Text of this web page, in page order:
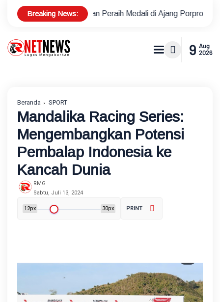
Breaking News:
Peraih Medali di Ajang Porprov Polsek Metro
9 Aug
2026
Beranda SPORT
Mandalika Racing Series:
Mengembangkan Potensi
Pembalap Indonesia ke
Kancah Dunia
RMG
Sabtu, Juli 13, 2024
12px 30px PRINT